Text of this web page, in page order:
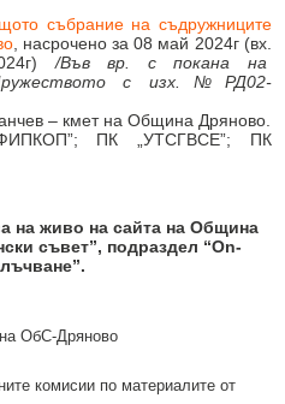
събрание на съдружниците
, насрочено за 08 май 2024г (вх.
/Във вр. с покана на
с изх.№РД02-
– кмет на Община Дряново.
ПК „УТСГВСЕ”; ПК
на живо на сайта на Община
съвет”, подраздел “On-
ОбС-Дряново
комисии по материалите от